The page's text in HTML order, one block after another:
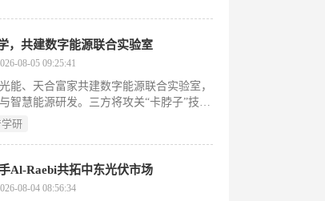
，共建数字能源联合实验室
08-05 09:25:41
能、天合富家共建数字能源联合实验室，
智慧能源研发。三方将攻关“卡脖子”技
合型人才，参与标准制定，打造产学研协
学研
Al-Raebi共拓中东光伏市场
08-04 08:56:34